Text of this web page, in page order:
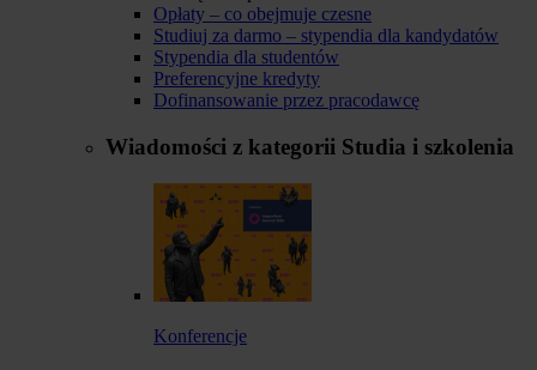
Opłaty – co obejmuje czesne
Studiuj za darmo – stypendia dla kandydatów
Stypendia dla studentów
Preferencyjne kredyty
Dofinansowanie przez pracodawcę
Wiadomości z kategorii Studia i szkolenia
Konferencje